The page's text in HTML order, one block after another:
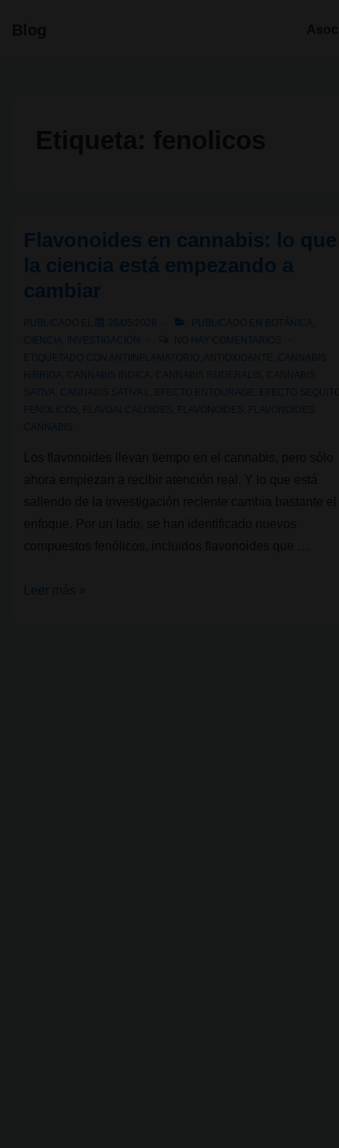
Flavonoides en cannabis: lo que
la ciencia está empezando a
cambiar
PUBLICADO EL 28/05/2026 PUBLICADO EN BOTÁNICA
CIENCIA
INVESTIGACIÓN
NO HAY COMENTARIOS
ETIQUETADO CON
ANTIINFLAMATORIO ANTIOXIDANTE
CANNABIS
HIBRIDA
CANNABIS INDICA CANNABIS RUDERALIS CANNABIS
SATIVA
CANNABIS SATIVA L EFECTO ENTOURAGE EFECTO SEQUITO
FENOLICOS
FLAVOALCALOIDES FLAVONOIDES
FLAVONOIDES
CANNABIS
Flavonoides
Leer más »